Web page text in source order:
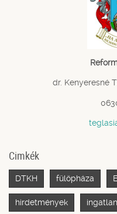
dr. Kenyeresné
Cimkék
DTKH fülöpháza
hirdetmények ingatlan